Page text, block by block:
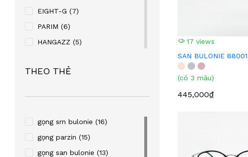
EIGHT-G (7)
PARIM (6)
HANGAZZ (5)
OLD FASHION CAR
MANAKO(3)
REBACCA(3)
MINGLE (2)
THEO THẺ
gọng srn bulonie (16)
gọng parzin (15)
gọng san bulonie (13)
17 views
SAN BULONIE 88001
(có 3 màu)
445,000₫